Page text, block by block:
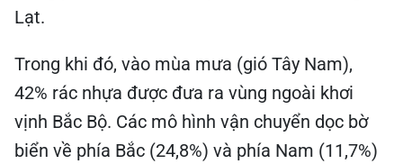
Lạt.
Trong khi đó, vào mùa mưa (gió Tây Nam),
42% rác nhựa được đưa ra vùng ngoài khơi
vịnh Bắc Bộ. Các mô hình vận chuyển dọc bờ
biển về phía Bắc (24,8%) và phía Nam (11,7%)